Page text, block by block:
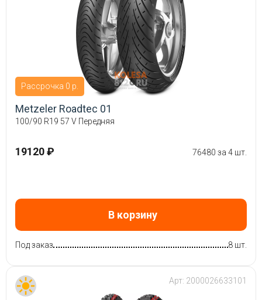
Рассрочка 0 р.
Metzeler Roadtec 01
100/90 R19 57 V Передняя
19120 ₽ 76480 за 4 шт.
В корзину
Под заказ 8 шт.
Арт: 2000026633101